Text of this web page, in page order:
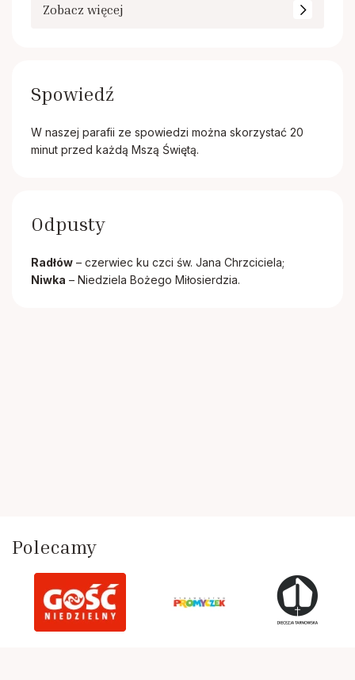
Zobacz więcej
Spowiedź
W naszej parafii ze spowiedzi można skorzystać 20
minut przed każdą Mszą Świętą.
Odpusty
Radłów – czerwiec ku czci św. Jana Chrzciciela;
Niwka – Niedziela Bożego Miłosierdzia.
Polecamy